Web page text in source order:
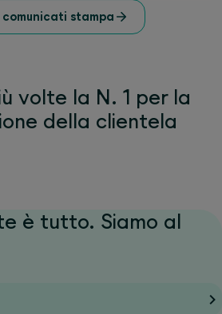
comunicati stampa
volte la N. 1 per la
della clientela
è tutto. Siamo al